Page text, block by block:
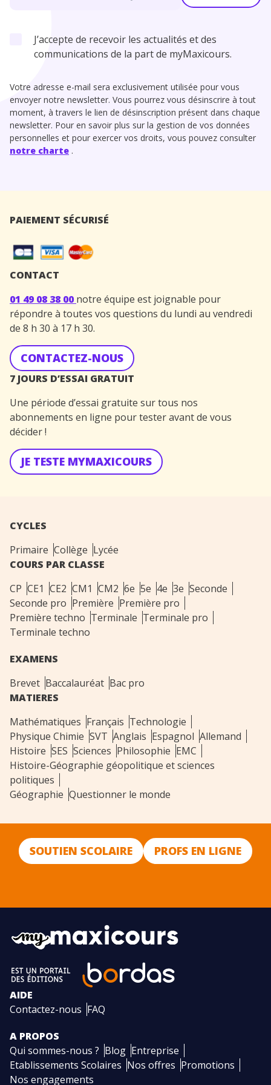
J’accepte de recevoir les actualités et des
communications de la part de myMaxicours.
Votre adresse e-mail sera exclusivement utilisée pour vous
envoyer notre newsletter. Vous pourrez vous désinscrire à tout
moment, à travers le lien de désinscription présent dans chaque
newsletter. Pour en savoir plus sur la gestion de vos données
personnelles et pour exercer vos droits, vous pouvez consulter
notre charte .
PAIEMENT SÉCURISÉ
CONTACT
01 49 08 38 00 notre équipe est joignable pour
répondre à toutes vos questions du lundi au vendredi
de 8 h 30 à 17 h 30.
CONTACTEZ-NOUS
7 JOURS D’ESSAI GRATUIT
Une période d’essai gratuite sur tous nos
abonnements en ligne pour tester avant de vous
décider !
JE TESTE MYMAXICOURS
CYCLES
Primaire Collège Lycée
COURS PAR CLASSE
CP CE1 CE2 CM1 CM2 6e 5e 4e 3e Seconde
Seconde pro Première Première pro
Première techno Terminale Terminale pro
Terminale techno
EXAMENS
Brevet Baccalauréat Bac pro
MATIERES
Mathématiques Français Technologie
Physique Chimie SVT Anglais Espagnol Allemand
Histoire SES Sciences Philosophie EMC
Histoire-Géographie géopolitique et sciences
politiques
Géographie Questionner le monde
SOUTIEN SCOLAIRE PROFS EN LIGNE
AIDE
Contactez-nous FAQ
A PROPOS
Qui sommes-nous ? Blog Entreprise
Etablissements Scolaires Nos offres Promotions
Nos engagements